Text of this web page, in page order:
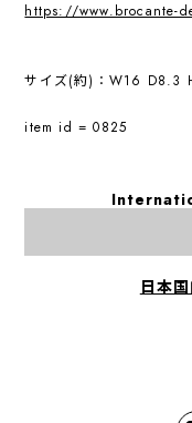
https://www.brocante-
サイズ(約)：W16 D8.3
item id = 0825
日本